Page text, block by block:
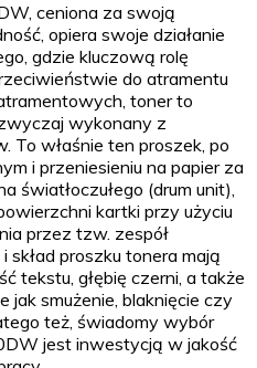
ceniona za swoją
opiera swoje działanie
gdzie kluczową rolę
do atramentu
toner to
wykonany z
To właśnie ten proszek, po
i przeniesieniu na papier za
światłoczułego (drum unit),
kartki przy użyciu
przez tzw. zespół
skład proszku tonera mają
tekstu, głębię czerni, a także
jak smużenie, blaknięcie czy
też, świadomy wybór
jest inwestycją w jakość